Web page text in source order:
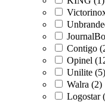
Contigo
Opinel
Unilite (5)
Walra (2)
Logostar